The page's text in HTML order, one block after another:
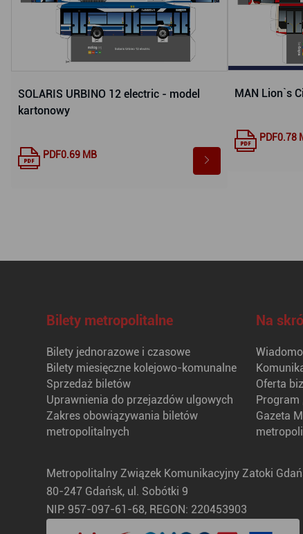
SOLARIS URBINO 12 electric - model
kartonowy
PDF0.69 MB
MAN Lion`s
PDF0.78
Bilety metropolitalne
Bilety jednorazowe i czasowe
Bilety miesięczne kolejowo-komunalne
Sprzedaż biletów
Uprawnienia do przejazdów ulgowych
Zakres obowiązywania biletów
metropolitalnych
Na
Oferta
Program
Gazeta
Metropolitalny Związek Komunikacyjny Zatoki
80-247 Gdańsk, ul. Sobótki 9
NIP: 957-097-61-68, REGON: 220453903